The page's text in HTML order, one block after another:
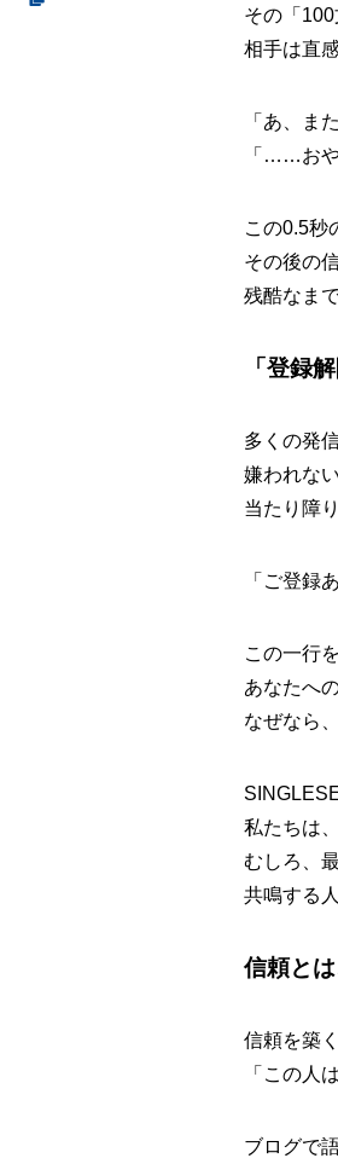
その「100
相手は直
「あ、ま
「……おや
この0.5秒
その後の
残酷なま
「登録
多くの発
嫌われな
当たり障
「ご登録
この一行
あなたへ
なぜなら
私たちは
むしろ、
共鳴する
信頼と
信頼を築
「この人
ブログで